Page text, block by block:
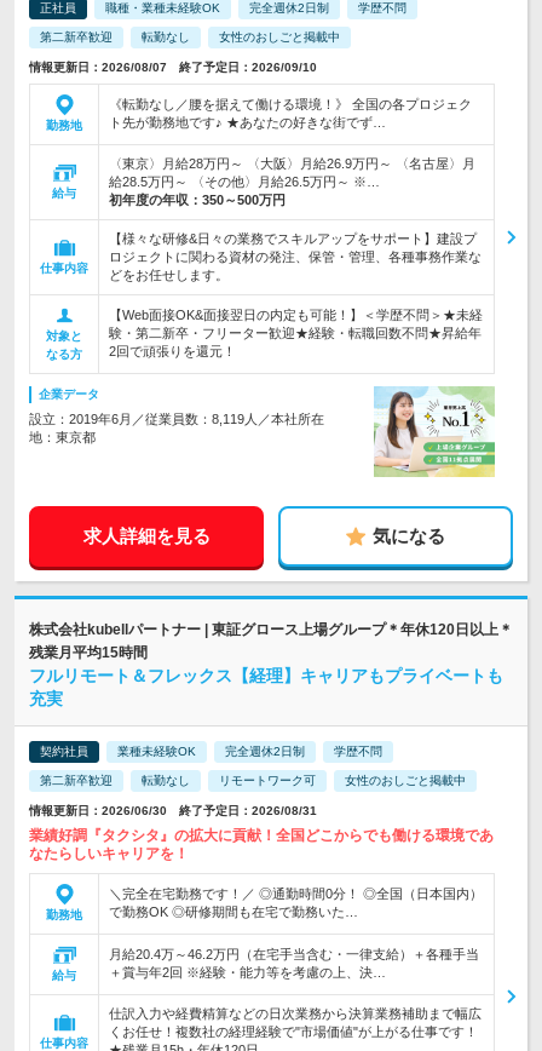
正社員 職種・業種未経験OK 完全週休2日制 学歴不問
第二新卒歓迎 転勤なし 女性のおしごと掲載中
情報更新日：2026/08/07 終了予定日：2026/09/10
勤務地
《転勤なし／腰を据えて働ける環境！》 全国の各プロジェク
ト先が勤務地です♪ ★あなたの好きな街でず…
給与
〈東京〉月給28万円～ 〈大阪〉月給26.9万円～ 〈名古屋〉月
給28.5万円～ 〈その他〉月給26.5万円～ ※…
初年度の年収： 350～500万円
仕事内容
【様々な研修&日々の業務でスキルアップをサポート】建設プ
ロジェクトに関わる資材の発注、保管・管理、各種事務作業な
どをお任せします。
対象と
なる方
【Web面接OK&面接翌日の内定も可能！】＜学歴不問＞★未経
験・第二新卒・フリーター歓迎★経験・転職回数不問★昇給年
2回で頑張りを還元！
企業データ
設立：2019年6月／従業員数：8,119人／本社所在
地：東京都
求人詳細を見る 気になる
株式会社kubellパートナー | 東証グロース上場グループ＊年休120日以上＊
残業月平均15時間
フルリモート＆フレックス【経理】キャリアもプライベートも
充実
契約社員 業種未経験OK 完全週休2日制 学歴不問
第二新卒歓迎 転勤なし リモートワーク可 女性のおしごと掲載中
情報更新日：2026/06/30 終了予定日：2026/08/31
業績好調『タクシタ』の拡大に貢献！全国どこからでも働ける環境であ
なたらしいキャリアを！
勤務地
＼完全在宅勤務です！／ ◎通勤時間0分！ ◎全国（日本国内）
で勤務OK ◎研修期間も在宅で勤務いた…
給与
月給20.4万～46.2万円（在宅手当含む・一律支給）＋各種手当
＋賞与年2回 ※経験・能力等を考慮の上、決…
仕事内容
仕訳入力や経費精算などの日次業務から決算業務補助まで幅広
くお任せ！複数社の経理経験で"市場価値"が上がる仕事です！